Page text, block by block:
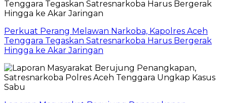
Perkuat Perang Melawan Narkoba, Kapolres Aceh
Tenggara Tegaskan Satresnarkoba Harus Bergerak
Hingga ke Akar Jaringan